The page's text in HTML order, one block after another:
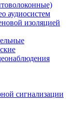
аудиосистем
изоляцией
сигнализации